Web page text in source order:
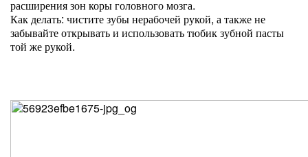
расширения зон коры головного мозга.
Как делать: чистите зубы нерабочей рукой, а также не
забывайте открывать и использовать тюбик зубной пасты
той же рукой.